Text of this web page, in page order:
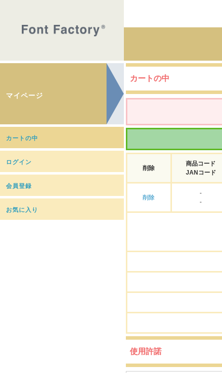
マイページ
カートの中
ログイン
会員登録
お気に入り
カートの中
削除
商品コード
JANコード
削除
-
-
使用許諾